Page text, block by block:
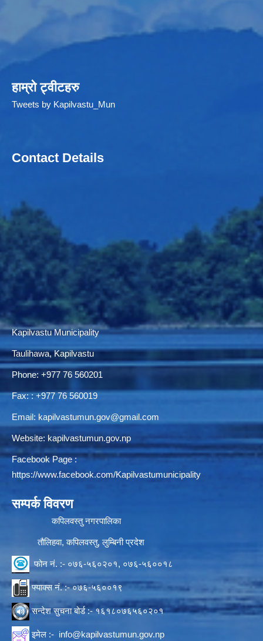
हाम्रो ट्वीटहरु
Tweets by Kapilvastu_Mun
Contact Details
Kapilvastu Municipality
Taulihawa, Kapilvastu
Phone: +977 76 560201
Fax: : +977 76 560019
Email: kapilvastumun.gov@gmail.com
Website: kapilvastumun.gov.np
Facebook Page :
https://www.facebook.com/Kapilvastumunicipality
सम्पर्क विवरण
कपिलवस्तु नगरपालिका
तौलिहवा, कपिलवस्तु, लुम्बिनी प्रदेश
फोन नं. :- ०७६-५६०२०१, ०७६-५६००१८
फ्याक्स नं. :- ०७६-५६००१९
सन्देश सुचना बोर्ड :- १६१८०७६५६०२०१
इमेल :- info@kapilvastumun.gov.np